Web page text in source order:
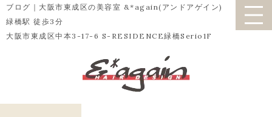
ブログ｜大阪市東成区の美容室 &*again(アンドアゲイン)
緑橋駅 徒歩3分
大阪市東成区中本3-17-6 S-RESIDENCE緑橋Serio1F